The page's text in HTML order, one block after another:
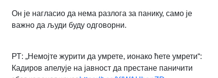
Он је нагласио да нема разлога за панику, само је
важно да људи буду одговорни.
РТ: „Немојте журити да умрете, ионако ћете умрети“:
Кадиров апелује на јавност да престане паничити